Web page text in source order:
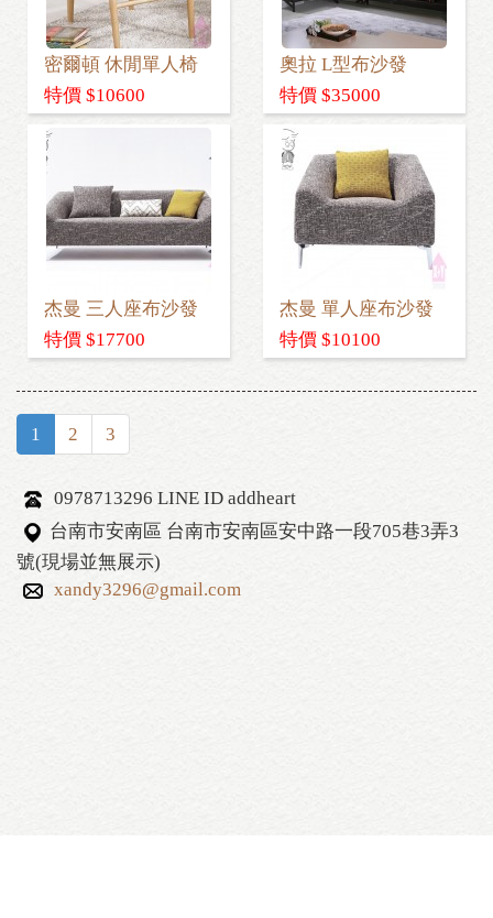
密爾頓 休閒單人椅
特價 $10600
奧拉 L型布沙發
特價 $35000
杰曼 三人座布沙發
特價 $17700
杰曼 單人座布沙發
特價 $10100
1 2 3
0978713296 LINE ID addheart
台南市安南區 台南市安南區安中路一段705巷3弄3
號(現場並無展示)
xandy3296@gmail.com